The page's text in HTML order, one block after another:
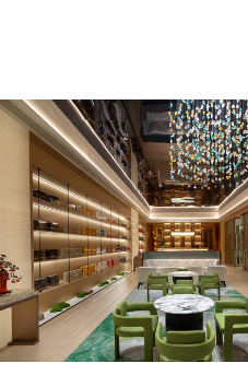
Exotic Street
Huangyuan Markets
Sports & Entertainment
Hengdian World Studios
Yiwu Ocean World
Yiwu Stadium
Yiwu Xiaoliushi Outdoor
Amusement Park